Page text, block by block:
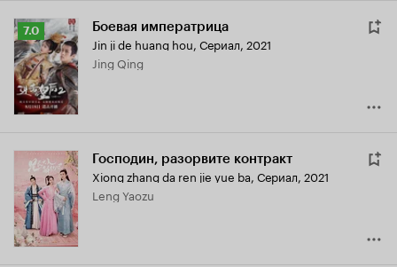
Рейтинг
Кинопоиска
7.0
7.0 Боевая императрица
Jin ji de huang hou, Сериал, 2021
Jing Qing
Господин, разорвите контракт
Xiong zhang da ren jie yue ba, Сериал, 2021
Leng Yaozu